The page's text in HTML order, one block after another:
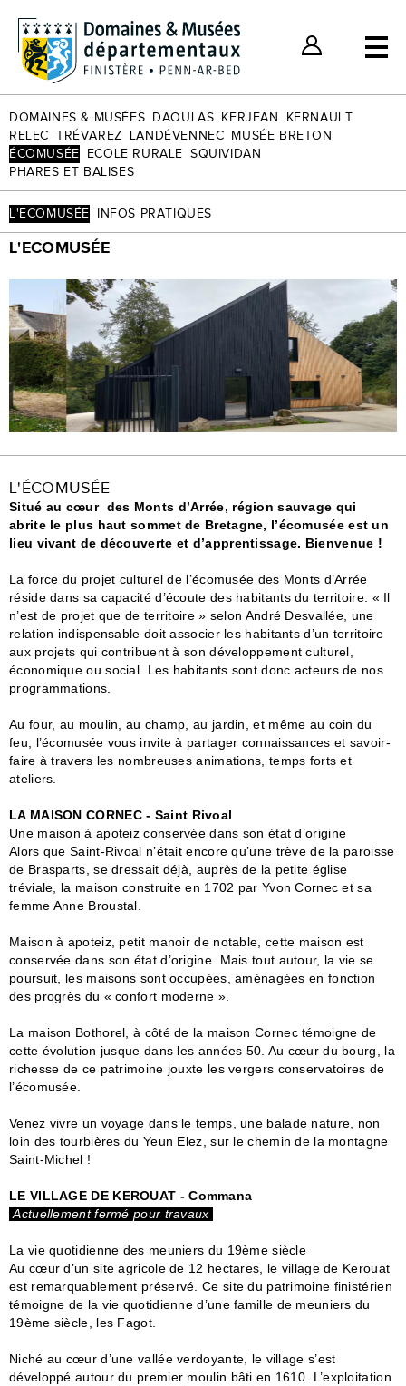
Nos bons plans
Espace Client
DOMAINES & MUSÉES DAOULAS KERJEAN
KERNAULT
RELEC TRÉVAREZ LANDÉVENNEC
MUSÉE BRETON
ÉCOMUSÉE
ECOLE RURALE SQUIVIDAN
PHARES ET BALISES
L'ECOMUSÉE INFOS PRATIQUES
L'ECOMUSÉE
L'ÉCOMUSÉE
Situé au cœur des Monts d’Arrée, région sauvage qui
abrite le plus haut sommet de Bretagne, l’écomusée est un
lieu vivant de découverte et d’apprentissage. Bienvenue !
La force du projet culturel de l’écomusée des Monts d’Arrée
réside dans sa capacité d’écoute des habitants du territoire. « Il
n’est de projet que de territoire » selon André Desvallée, une
relation indispensable doit associer les habitants d’un territoire
aux projets qui contribuent à son développement culturel,
économique ou social. Les habitants sont donc acteurs de nos
programmations.
Au four, au moulin, au champ, au jardin, et même au coin du
feu, l’écomusée vous invite à partager connaissances et savoir-
faire à travers les nombreuses animations, temps forts et
ateliers.
LA MAISON CORNEC - Saint Rivoal
Une maison à apoteiz conservée dans son état d’origine
Alors que Saint-Rivoal n’était encore qu’une trève de la paroisse
de Brasparts, se dressait déjà, auprès de la petite église
tréviale, la maison construite en 1702 par Yvon Cornec et sa
femme Anne Broustal.
Maison à apoteiz, petit manoir de notable, cette maison est
conservée dans son état d’origine. Mais tout autour, la vie se
poursuit, les maisons sont occupées, aménagées en fonction
des progrès du « confort moderne ».
La maison Bothorel, à côté de la maison Cornec témoigne de
cette évolution jusque dans les années 50. Au cœur du bourg, la
richesse de ce patrimoine jouxte les vergers conservatoires de
l’écomusée.
Venez vivre un voyage dans le temps, une balade nature, non
loin des tourbières du Yeun Elez, sur le chemin de la montagne
Saint-Michel !
LE VILLAGE DE KEROUAT - Commana
Actuellement fermé pour travaux
La vie quotidienne des meuniers du 19ème siècle
Au cœur d’un site agricole de 12 hectares, le village de Kerouat
est remarquablement préservé. Ce site du patrimoine finistérien
témoigne de la vie quotidienne d’une famille de meuniers du
19ème siècle, les Fagot.
Niché au cœur d’une vallée verdoyante, le village s’est
développé autour du premier moulin bâti en 1610. L’exploitation